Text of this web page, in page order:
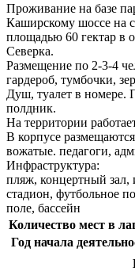
Проживание на базе
Каширскому шоссе на
площадью 60 гектар в
Северка.
Размещение по 2-3-4
гардероб, тумбочки,
Душ, туалет в номере.
полдник.
На территории
В корпусе
вожатые. педагоги,
Инфраструктура:
пляж, концертный зал,
стадион, футбольное
поле, бассейн
Количество мест в
Год начала